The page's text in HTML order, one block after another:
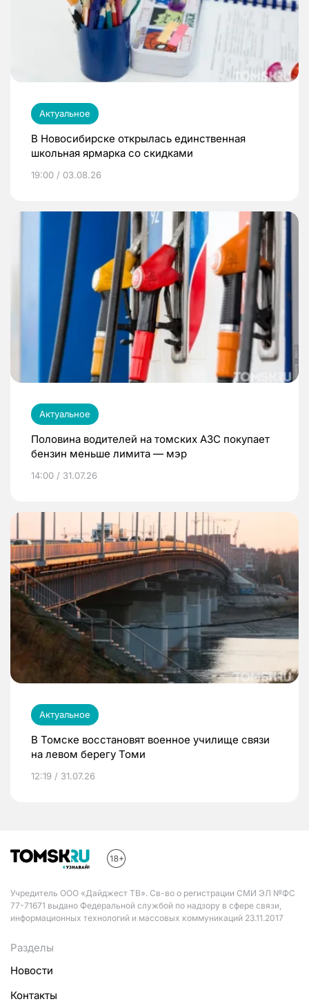
Актуальное
В Новосибирске открылась единственная
школьная ярмарка со скидками
19:00 / 03.08.26
Актуальное
Половина водителей на томских АЗС покупает
бензин меньше лимита — мэр
14:00 / 31.07.26
Актуальное
В Томске восстановят военное училище связи
на левом берегу Томи
12:19 / 31.07.26
Учредитель ООО «Дайджест ТВ». Св-во о регистрации СМИ ЭЛ №ФС
77-71671 выдано Федеральной службой по надзору в сфере связи,
информационных технологий и массовых коммуникаций 23.11.2017
Разделы
Новости
Контакты